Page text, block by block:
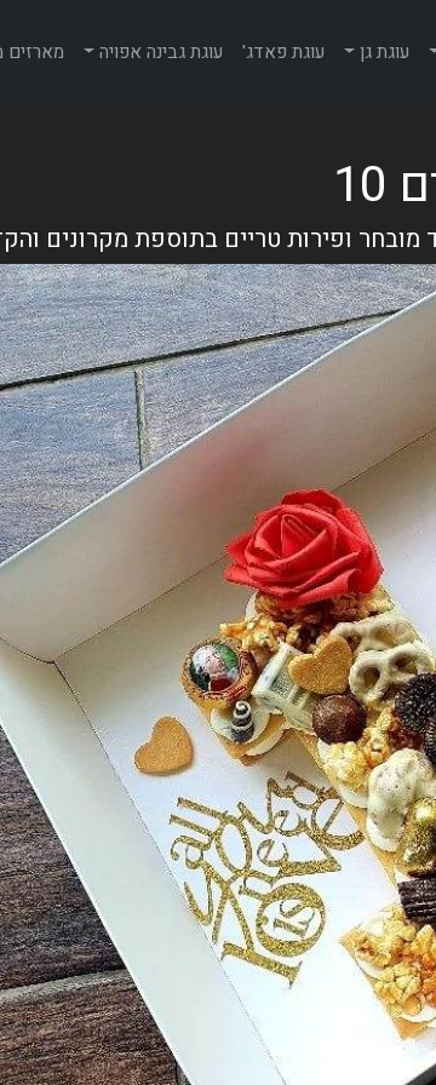
עוגת גן עוגת פאדג' עוגת גבינה אפויה מארזים
ופירות טריים בתוספת מקרונים